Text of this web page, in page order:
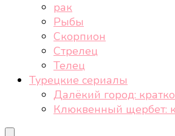
рак
Рыбы
Скорпион
Стрелец
Телец
Турецкие сериалы
Далёкий город:
Клюквенный щербет: